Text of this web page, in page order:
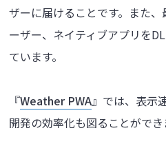
ザーに届けることです。また
ーザー、ネイティブアプリを
ています。
『Weather PWA』では、表示
開発の効率化も図ることができ